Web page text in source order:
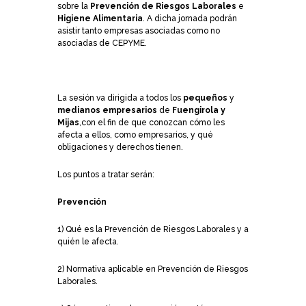
sobre la Prevención de Riesgos Laborales e
Higiene Alimentaria. A dicha jornada podrán
asistir tanto empresas asociadas como no
asociadas de CEPYME.
La sesión va dirigida a todos los pequeños y
medianos empresarios de Fuengirola y
Mijas,con el fin de que conozcan cómo les
afecta a ellos, como empresarios, y qué
obligaciones y derechos tienen.
Los puntos a tratar serán:
Prevención
1) Qué es la Prevención de Riesgos Laborales y a
quién le afecta.
2) Normativa aplicable en Prevención de Riesgos
Laborales.